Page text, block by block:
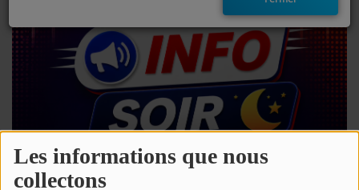
Les informations que nous
collectons
EMISSIONS
TITRES DIFFUSÉS
EVÈNEMENTS